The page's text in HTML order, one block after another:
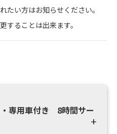
い方はお知らせください。
ることは出来ます。
専用車付き 8時間サー